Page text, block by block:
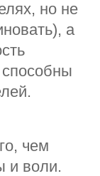
но не
а
чем
и воли.